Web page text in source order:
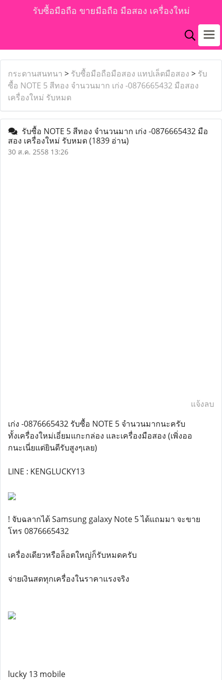
รับซื้อมือถือ ขายมือถือ มือสอง เครื่องใหม่
กระดานสนทนา > รับซื้อมือถือมือสอง แทปเล็ตมือสอง > รับ
ซื้อ NOTE 5 สีทอง จำนวนมาก เก่ง -0876665432 มือสอง
เครื่องใหม่ รับหมด
รับซื้อ NOTE 5 สีทอง จำนวนมาก เก่ง -0876665432 มือ
สอง เครื่องใหม่ รับหมด(1839 อ่าน)
30 ส.ค. 2558 13:26
แจ้งลบ
เก่ง -0876665432 รับซื้อ NOTE 5 จำนวนมากนะครับ
ทั้งเครื่องใหม่เอี่ยมแกะกล่อง และเครื่องมือสอง (เพิ่งออ
กนะเนี่ยแต่ยินดีรับสูงๆเลย)
LINE : KENGLUCKY13
! จับฉลากได้ Samsung galaxy Note 5 ได้แถมมา จะขาย
โทร 0876665432
เครื่องเดียวหรือล็อตใหญ่ก็รับหมดครับ
จ่ายเงินสดทุกเครื่องในราคาแรงจริง
lucky 13 mobile